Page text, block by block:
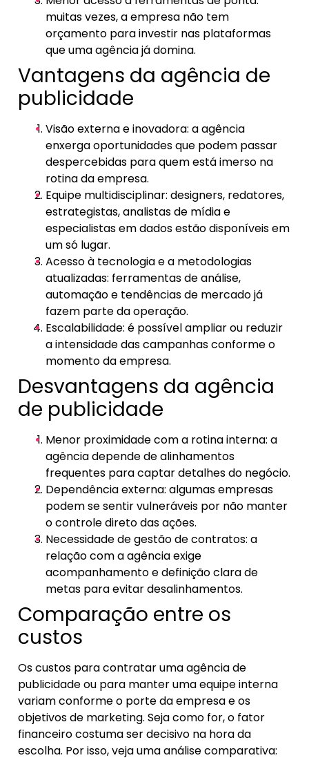
muitas vezes, a empresa não tem
orçamento para investir nas plataformas
que uma agência já domina.
Vantagens da agência de
publicidade
Visão externa e inovadora: a agência
enxerga oportunidades que podem passar
despercebidas para quem está imerso na
rotina da empresa.
Equipe multidisciplinar: designers, redatores,
estrategistas, analistas de mídia e
especialistas em dados estão disponíveis em
um só lugar.
Acesso à tecnologia e a metodologias
atualizadas: ferramentas de análise,
automação e tendências de mercado já
fazem parte da operação.
Escalabilidade: é possível ampliar ou reduzir
a intensidade das campanhas conforme o
momento da empresa.
Desvantagens da agência
de publicidade
Menor proximidade com a rotina interna: a
agência depende de alinhamentos
frequentes para captar detalhes do negócio.
Dependência externa: algumas empresas
podem se sentir vulneráveis por não manter
o controle direto das ações.
Necessidade de gestão de contratos: a
relação com a agência exige
acompanhamento e definição clara de
metas para evitar desalinhamentos.
Comparação entre os
custos
Os custos para contratar uma agência de
publicidade ou para manter uma equipe interna
variam conforme o porte da empresa e os
objetivos de marketing. Seja como for, o fator
financeiro costuma ser decisivo na hora da
escolha. Por isso, veja uma análise comparativa: